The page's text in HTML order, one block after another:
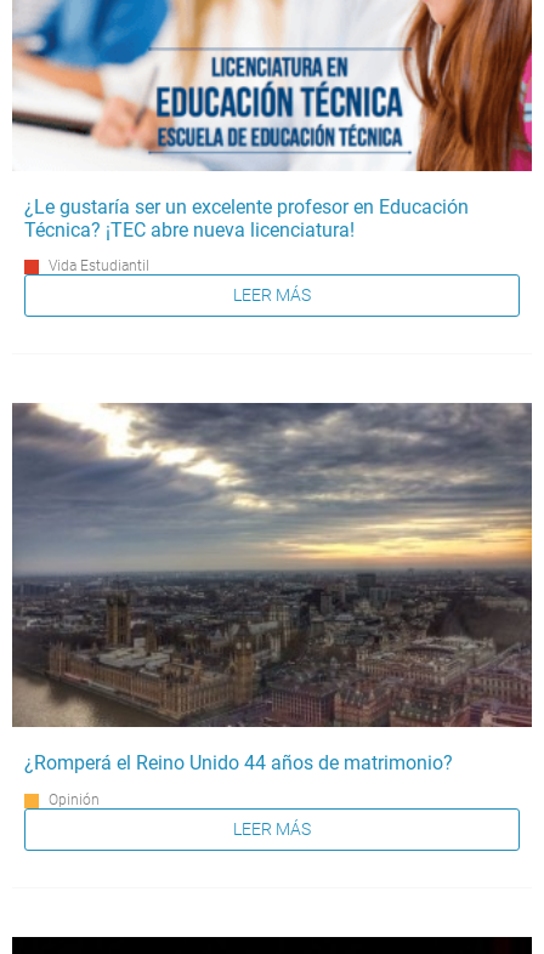
¿Le gustaría ser un excelente profesor en Educación
Técnica? ¡TEC abre nueva licenciatura!
Vida Estudiantil
LEER MÁS
¿Romperá el Reino Unido 44 años de matrimonio?
Opinión
LEER MÁS